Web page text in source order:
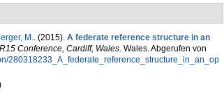
M.. (2015). A federate reference structure in an
Conference, Cardiff, Wales. Wales. Abgerufen von
280318233_A_federate_reference_structure_in_an_op